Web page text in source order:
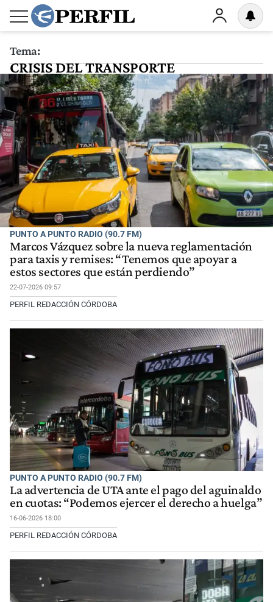
Tema:
CRISIS DEL TRANSPORTE
PUNTO A PUNTO RADIO (90.7 FM)
Marcos Vázquez sobre la nueva reglamentación
para taxis y remises: “Tenemos que apoyar a
estos sectores que están perdiendo”
22-07-2026 09:57
PERFIL REDACCIÓN CÓRDOBA
PUNTO A PUNTO RADIO (90.7 FM)
La advertencia de UTA ante el pago del aguinaldo
en cuotas: “Podemos ejercer el derecho a huelga”
16-06-2026 18:00
PERFIL REDACCIÓN CÓRDOBA